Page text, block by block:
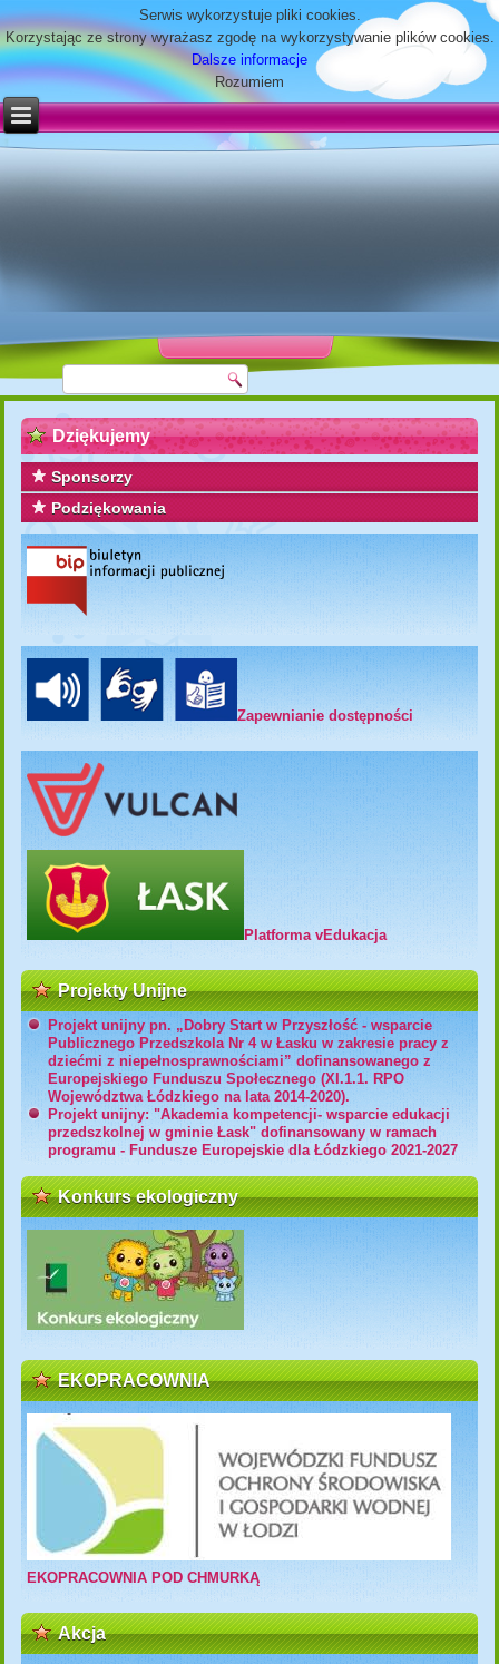
Serwis wykorzystuje pliki cookies.
Korzystając ze strony wyrażasz zgodę na wykorzystywanie plików cookies.
Dalsze informacje
Rozumiem
Dziękujemy
Sponsorzy
Podziękowania
Zapewnianie dostępności
Platforma vEdukacja
Projekty Unijne
Projekt unijny pn. „Dobry Start w Przyszłość - wsparcie
Publicznego Przedszkola Nr 4 w Łasku w zakresie pracy z
dziećmi z niepełnosprawnościami” dofinansowanego z
Europejskiego Funduszu Społecznego (XI.1.1. RPO
Województwa Łódzkiego na lata 2014-2020).
Projekt unijny: "Akademia kompetencji- wsparcie edukacji
przedszkolnej w gminie Łask" dofinansowany w ramach
programu - Fundusze Europejskie dla Łódzkiego 2021-2027
Konkurs ekologiczny
EKOPRACOWNIA
EKOPRACOWNIA POD CHMURKĄ
Akcja